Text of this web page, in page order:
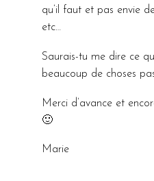
qu’il faut et pas envie
etc…
Saurais-tu me dire ce
beaucoup de choses
Merci d’avance et
🙂
Marie